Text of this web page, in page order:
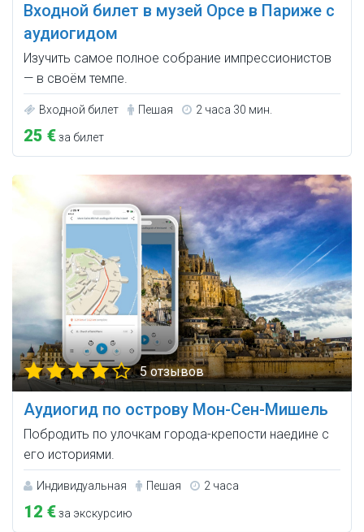
Входной билет в музей Орсе в Париже с
аудиогидом
Изучить самое полное собрание импрессионистов
— в своём темпе.
Входной билет Пешая 2 часа 30 мин.
25 €за билет
5 отзывов
Аудиогид по острову Мон-Сен-Мишель
Побродить по улочкам города-крепости наедине с
его историями.
Индивидуальная Пешая 2 часа
12 €за экскурсию